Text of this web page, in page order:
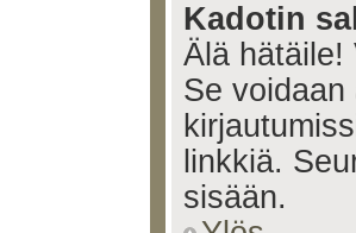
Kadotin
Älä hätäile!
Se
linkkiä.
sisään.